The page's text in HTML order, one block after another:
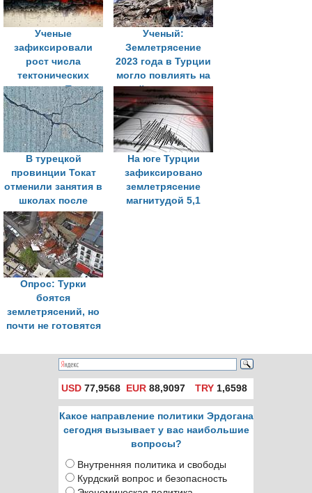
землетрясению в
Стамбуле
Ученые
зафиксировали
рост числа
тектонических
разломов в Турции
до 700
Ученый:
Землетрясение
2023 года в Турции
могло повлиять на
сейсмическую
активность в Сочи
В турецкой
провинции Токат
отменили занятия в
школах после
землетрясения
На юге Турции
зафиксировано
землетрясение
магнитудой 5,1
Опрос: Турки
боятся
землетрясений, но
почти не готовятся
USD 77,9568 EUR 88,9097 TRY1,6598
Какое направление политики Эрдогана
сегодня вызывает у вас наибольшие
вопросы?
Внутренняя политика и свободы
Курдский вопрос и безопасность